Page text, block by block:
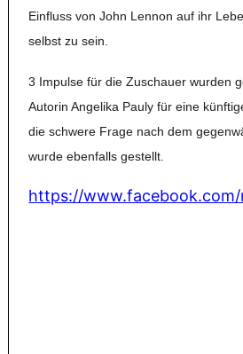
Einfluss von John Lennon auf ihr
selbst zu sein.
3 Impulse für die Zuschauer wurden
AutorinAngelika Pauly für eine
die schwere Frage nach dem
wurde ebenfalls gestellt.
https://